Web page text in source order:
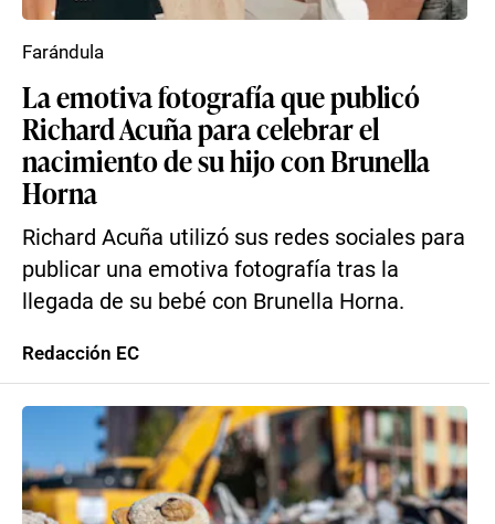
La emotiva fotografía que publicó
Richard Acuña para celebrar el
nacimiento de su hijo con Brunella
Horna
Richard Acuña utilizó sus redes sociales para
publicar una emotiva fotografía tras la
llegada de su bebé con Brunella Horna.
Farándula
Redacción EC